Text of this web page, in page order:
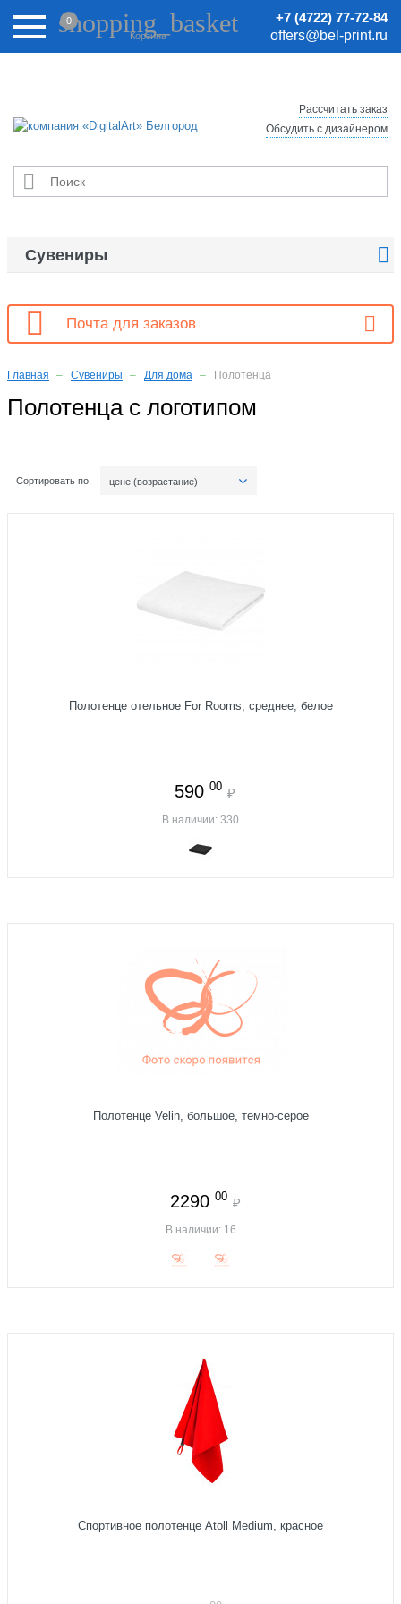
Внимание! Цены на сайте могут быть неактуальными.
Актуальные цены уточняйте у менеджеров.
+7 (4722) 77-72-84
offers@bel-print.ru
shopping_basket
Корзина
0

Рассчитать заказ
Обсудить с дизайнером
Сувениры 
 Почта для заказов
Главная Сувениры Для дома Полотенца
Полотенца с логотипом
Сортировать по: цене (возрастание)
Полотенце отельное For Rooms, среднее, белое
590 00 ₽
В наличии: 330
Полотенце Velin, большое, темно-серое
2290 00 ₽
В наличии: 16
Спортивное полотенце Atoll Medium, красное